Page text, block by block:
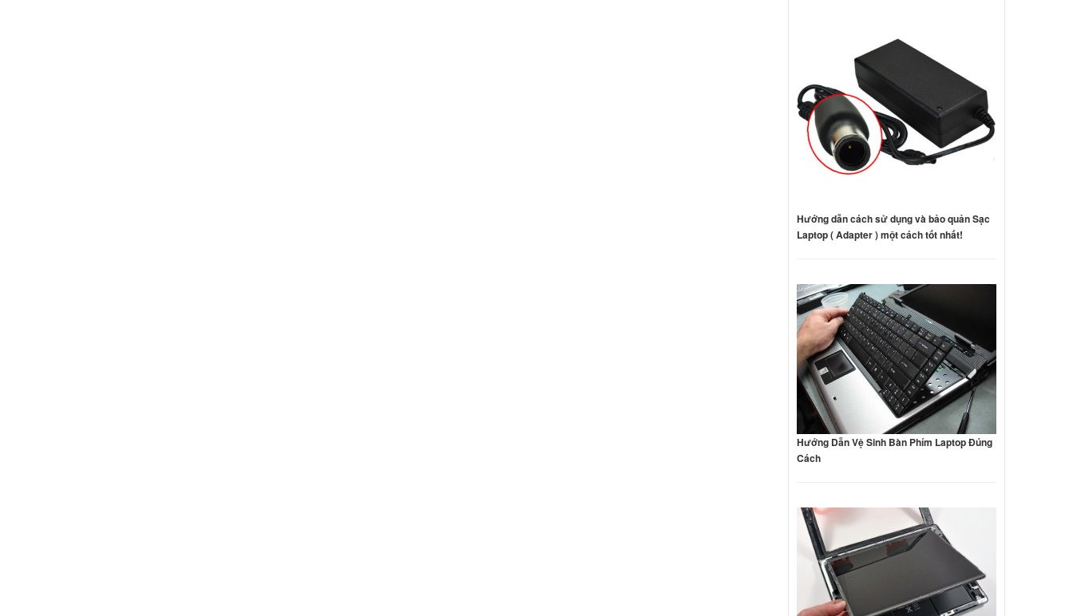
Hướng dẫn cách sử dụng và bảo quản Sạc
Laptop ( Adapter ) một cách tốt nhất!
Hướng Dẫn Vệ Sinh Bàn Phím Laptop Đúng
Cách